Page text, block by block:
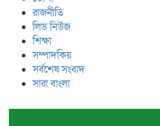
রাজনীতি
লিড নিউজ
শিক্ষা
সম্পাদকিয়
সর্বশেষ সংবাদ
সারা বাংলা